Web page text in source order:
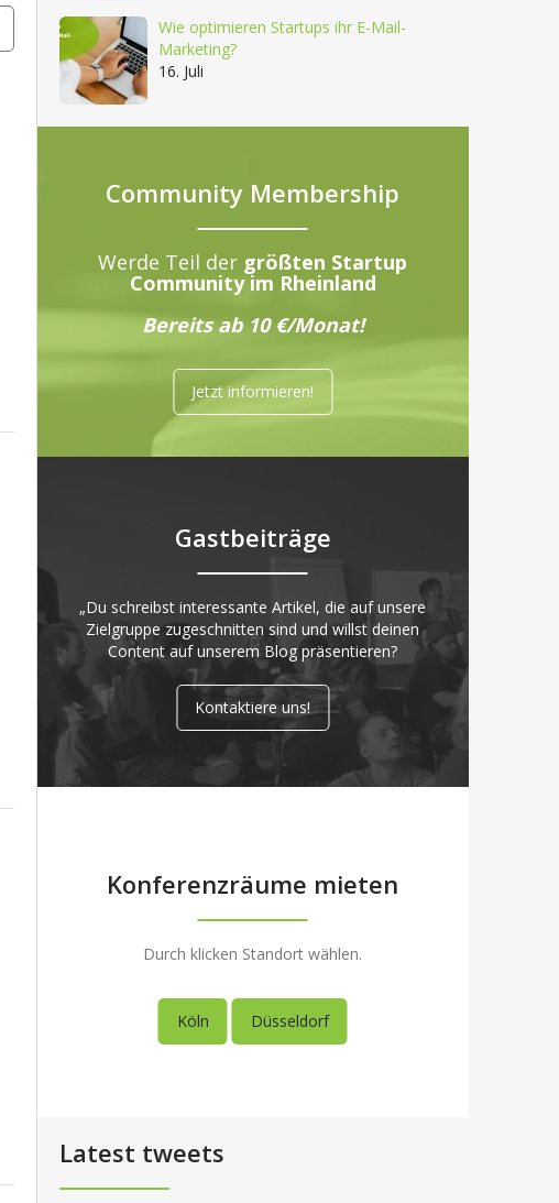
Wie optimieren Startups ihr E-Mail-
Marketing?
16. Juli
Community Membership
Werde Teil der größten Startup
Community im Rheinland
Bereits ab 10 €/Monat!
Jetzt informieren!
Gastbeiträge
„Du schreibst interessante Artikel, die auf unsere
Zielgruppe zugeschnitten sind und willst deinen
Content auf unserem Blog präsentieren?
Kontaktiere uns!
Konferenzräume mieten
Durch klicken Standort wählen.
Köln Düsseldorf
Latest tweets